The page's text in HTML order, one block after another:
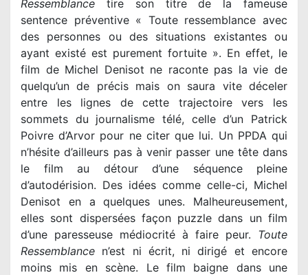
Ressemblance tire son titre de la fameuse
sentence préventive « Toute ressemblance avec
des personnes ou des situations existantes ou
ayant existé est purement fortuite ». En effet, le
film de Michel Denisot ne raconte pas la vie de
quelqu’un de précis mais on saura vite déceler
entre les lignes de cette trajectoire vers les
sommets du journalisme télé, celle d’un Patrick
Poivre d’Arvor pour ne citer que lui. Un PPDA qui
n’hésite d’ailleurs pas à venir passer une tête dans
le film au détour d’une séquence pleine
d’autodérision. Des idées comme celle-ci, Michel
Denisot en a quelques unes. Malheureusement,
elles sont dispersées façon puzzle dans un film
d’une paresseuse médiocrité à faire peur. Toute
Ressemblance n’est ni écrit, ni dirigé et encore
moins mis en scène. Le film baigne dans une